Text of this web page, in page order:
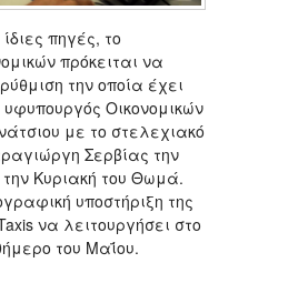
πηγές, το
πρόκειται να
την οποία έχει
Οικονομικών
με το στελεχιακό
Σερβίας την
Κυριακή του Θωμά.
υποστήριξη της
να λειτουργήσει στο
του Μαΐου.